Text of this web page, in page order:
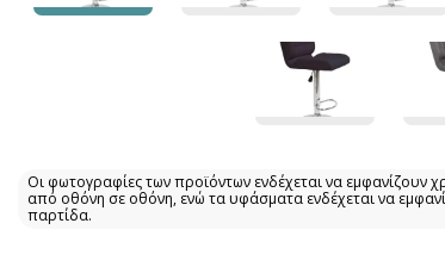
Οι φωτογραφίες των προϊόντων ενδέχεται να εμφανίζουν
από οθόνη σε οθόνη, ενώ τα υφάσματα ενδέχεται να
παρτίδα.